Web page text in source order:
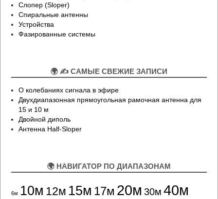
Слопер (Sloper)
Спиральные антенны
Устройства
Фазированные системы
🌍 ✍ САМЫЕ СВЕЖИЕ ЗАПИСИ
О колебаниях сигнала в эфире
Двухдиапазонная прямоугольная рамочная антенна для
15 и 10 м
Двойной диполь
Антенна Half-Sloper
🌍 НАВИГАТОР ПО ДИАПАЗОНАМ
6м 10м 12м 15м 17м 20м 30м 40м